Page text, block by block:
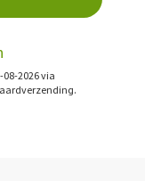
2026 via